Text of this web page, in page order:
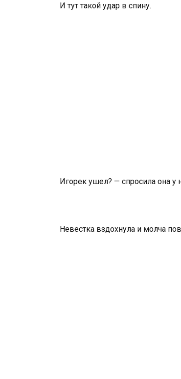
И тут такой удар в спину.
Игорек ушел? — спросила она у
Невестка вздохнула и молча